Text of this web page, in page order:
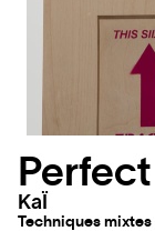
KaÏ
Techniques